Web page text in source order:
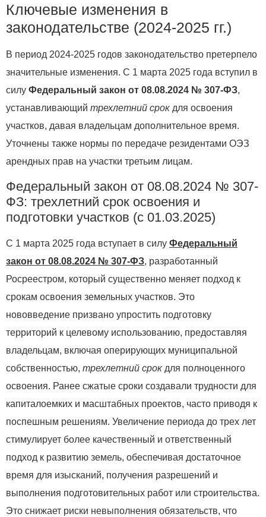
Ключевые изменения в
законодательстве (2024-2025 гг.)
В период 2024-2025 годов законодательство претерпело
значительные изменения. С 1 марта 2025 года вступил в
силу Федеральный закон от 08.08.2024 № 307-ФЗ,
устанавливающий трехлетний срок для освоения
участков, давая владельцам дополнительное время.
Уточнены также нормы по передаче резидентами ОЭЗ
арендных прав на участки третьим лицам.
Федеральный закон от 08.08.2024 № 307-
ФЗ: трехлетний срок освоения и
подготовки участков (с 01.03.2025)
С 1 марта 2025 года вступает в силу Федеральный
закон от 08.08.2024 № 307-ФЗ, разработанный
Росреестром, который существенно меняет подход к
срокам освоения земельных участков. Это
нововведение призвано упростить подготовку
территорий к целевому использованию, предоставляя
владельцам, включая оперирующих муниципальной
собственностью, трехлетний срок для полноценного
освоения. Ранее сжатые сроки создавали трудности для
капиталоемких и масштабных проектов, часто приводя к
поспешным решениям. Увеличение периода до трех лет
стимулирует более качественный и ответственный
подход к развитию земель, обеспечивая достаточное
время для изысканий, получения разрешений и
выполнения подготовительных работ или строительства.
Это снижает риски невыполнения обязательств, что